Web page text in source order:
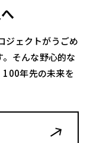
ジェクトがうごめ
そんな野心的な
100年先の未来を